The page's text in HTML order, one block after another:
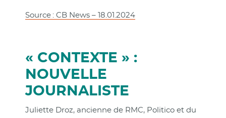
Source : CB News – 18.01.2024
« CONTEXTE » :
NOUVELLE
JOURNALISTE
Juliette Droz, ancienne de RMC, Politico et du